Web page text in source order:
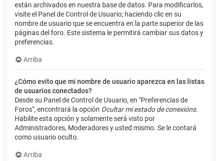
están archivados en nuestra base de datos. Para modificarlos,
visite el Panel de Control de Usuario; haciendo clic en su
nombre de usuario que se encuentra en la parte superior de las
páginas del foro. Este sistema le permitirá cambiar sus datos y
preferencias.
Arriba
¿Cómo evito que mi nombre de usuario aparezca en las listas
de usuarios conectados?
Desde su Panel de Control de Usuario, en "Preferencias de
Foros", encontrará la opción Ocultar mi estado de conexións.
Habilite esta opción y solamente será visto por
Administradores, Moderadores y usted mismo. Se le contará
como usuario oculto.
Arriba